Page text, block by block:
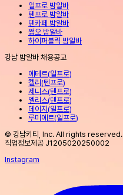
일프로 밤알바
텐프로 밤알바
텐카페 밤알바
쩜오 밤알바
하이퍼블릭 밤알바
강남 밤알바 채용공고
에테르(일프로)
켈리(텐프로)
제니스(텐프로)
엘리스(텐프로)
데이지(일프로)
루미에르(일프로)
© 강남키티, Inc. All rights reserved.
직업정보제공 J1205020250002
Instagram